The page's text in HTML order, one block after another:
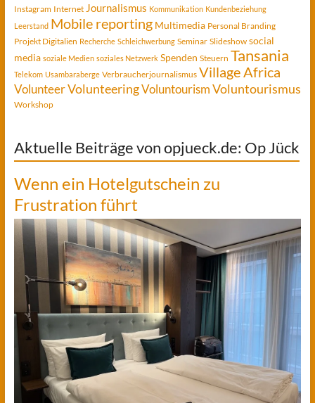
Instagram Internet Journalismus Kommunikation Kundenbeziehung
Leerstand Mobile reporting Multimedia Personal Branding
Projekt Digitalien Recherche Schleichwerbung Seminar Slideshow social
media soziale Medien soziales Netzwerk Spenden Steuern Tansania
Telekom Usambaraberge Verbraucherjournalismus Village Africa
VolunteerVolunteeringVoluntourismVoluntourismus
Workshop
Aktuelle Beiträge von opjueck.de: Op Jück
Wenn ein Hotelgutschein zu
Frustration führt